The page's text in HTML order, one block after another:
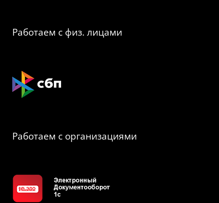
Работаем с физ. лицами
Работаем с организациями